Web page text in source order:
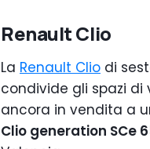
Renault Clio
La Renault Clio di
condivide gli spazi
ancora in vendita a
Clio generation SCe